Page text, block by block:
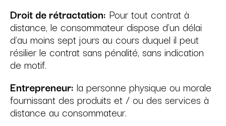
Droit de rétractation: Pour tout contrat à
distance, le consommateur dispose d'un délai
d'au moins sept jours au cours duquel il peut
résilier le contrat sans pénalité, sans indication
de motif.
Entrepreneur: la personne physique ou morale
fournissant des produits et / ou des services à
distance au consommateur.